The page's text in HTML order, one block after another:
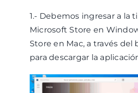
1.- Debemos ingresar a la
Microsoft Store en
Store en Mac, a través del
para descargar la